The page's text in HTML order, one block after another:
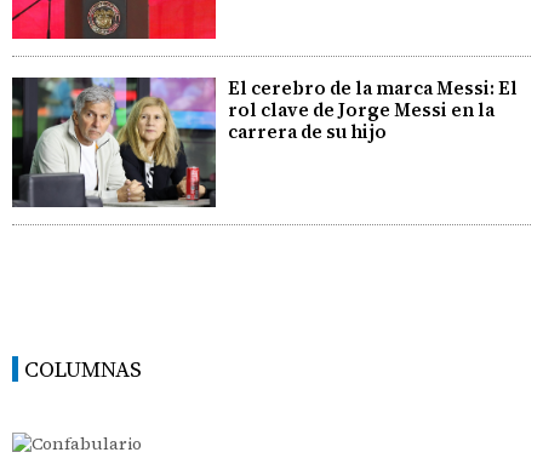
El cerebro de la marca Messi: El
rol clave de Jorge Messi en la
carrera de su hijo
COLUMNAS